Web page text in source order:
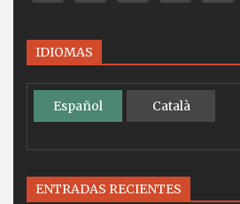
IDIOMAS
Español Català
ENTRADAS RECIENTES